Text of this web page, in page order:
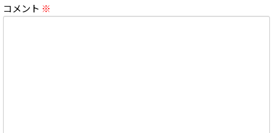
コメント ※